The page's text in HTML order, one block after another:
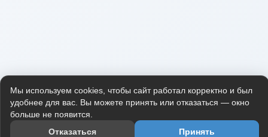
Мы используем cookies, чтобы сайт работал корректно и был
удобнее для вас. Вы можете принять или отказаться — окно
больше не появится.
Отказаться
Принять